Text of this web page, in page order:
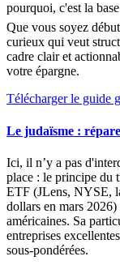
pourquoi, c'est la
Que vous soyez
curieux qui veut
cadre clair et
votre épargne.
Télécharger le guide
Le judaïsme :
Ici, il n’y a pas
place : le principe du
ETF (JLens, NYSE,
dollars en mars
américaines. Sa
entreprises
sous-pondérées.